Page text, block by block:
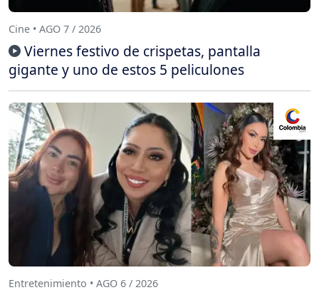
Cine • AGO 7 / 2026
Viernes festivo de crispetas, pantalla
gigante y uno de estos 5 peliculones
Entretenimiento • AGO 6 / 2026